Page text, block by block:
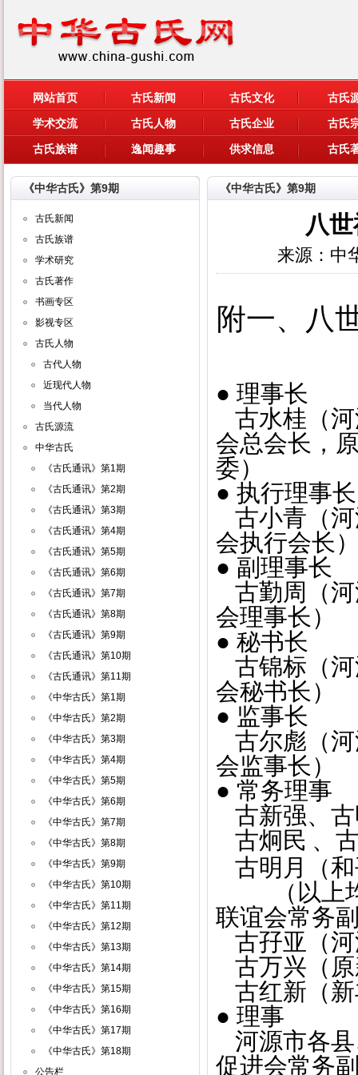
网站首页 古氏新闻 古氏文化
古氏
学术交流
古氏人物 古氏企业
古氏
古氏族谱
逸闻趣事 供求信息 古氏
《中华古氏》第9期
古氏新闻
古氏族谱
学术研究
古氏著作
书画专区
影视专区
古氏人物
古代人物
近现代人物
当代人物
古氏源流
中华古氏
《古氏通讯》第1期
《古氏通讯》第2期
《古氏通讯》第3期
《古氏通讯》第4期
《古氏通讯》第5期
《古氏通讯》第6期
《古氏通讯》第7期
《古氏通讯》第8期
《古氏通讯》第9期
《古氏通讯》第10期
《古氏通讯》第11期
《中华古氏》第1期
《中华古氏》第2期
《中华古氏》第3期
《中华古氏》第4期
《中华古氏》第5期
《中华古氏》第6期
《中华古氏》第7期
《中华古氏》第8期
《中华古氏》第9期
《中华古氏》第10期
《中华古氏》第11期
《中华古氏》第12期
《中华古氏》第13期
《中华古氏》第14期
《中华古氏》第15期
《中华古氏》第16期
《中华古氏》第17期
《中华古氏》第18期
公告栏
《中华古氏》第9期
八
来源：中
附一、八
● 理事长
古水桂（河
会总会长，
委）
● 执行理事长
古小青（河
会执行会长
● 副理事长
古勤周（河
会理事长）
● 秘书长
古锦标（河
会秘书长）
● 监事长
古尔彪（河
会监事长）
● 常务理事
古新强、古
古炯民 、
古明月（
（以上均
联谊会常务
古孖亚（河
古万兴（
古红新（新
● 理事
河源市各县
促进会常务